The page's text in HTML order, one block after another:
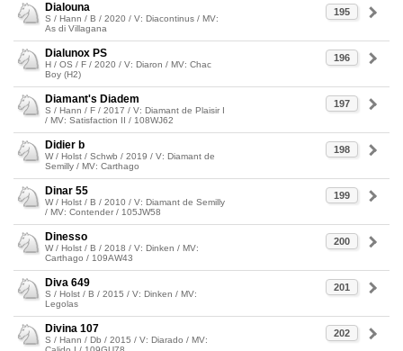
195
Dialouna
S / Hann / B / 2020 / V: Diacontinus / MV:
As di Villagana
196
Dialunox PS
H / OS / F / 2020 / V: Diaron / MV: Chac
Boy (H2)
197
Diamant's Diadem
S / Hann / F / 2017 / V: Diamant de Plaisir I
/ MV: Satisfaction II / 108WJ62
198
Didier b
W / Holst / Schwb / 2019 / V: Diamant de
Semilly / MV: Carthago
199
Dinar 55
W / Holst / B / 2010 / V: Diamant de Semilly
/ MV: Contender / 105JW58
200
Dinesso
W / Holst / B / 2018 / V: Dinken / MV:
Carthago / 109AW43
201
Diva 649
S / Holst / B / 2015 / V: Dinken / MV:
Legolas
202
Divina 107
S / Hann / Db / 2015 / V: Diarado / MV: